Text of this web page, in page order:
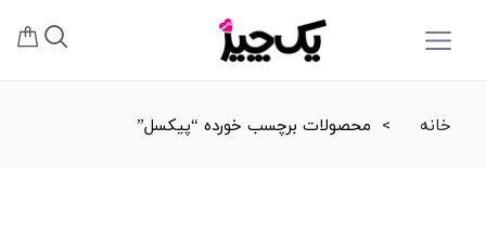
خانه محصولات برچسب خورده “پیکسل”